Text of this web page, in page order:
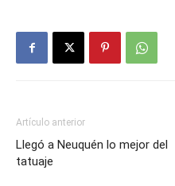
Artículo anterior
Llegó a Neuquén lo mejor del
tatuaje